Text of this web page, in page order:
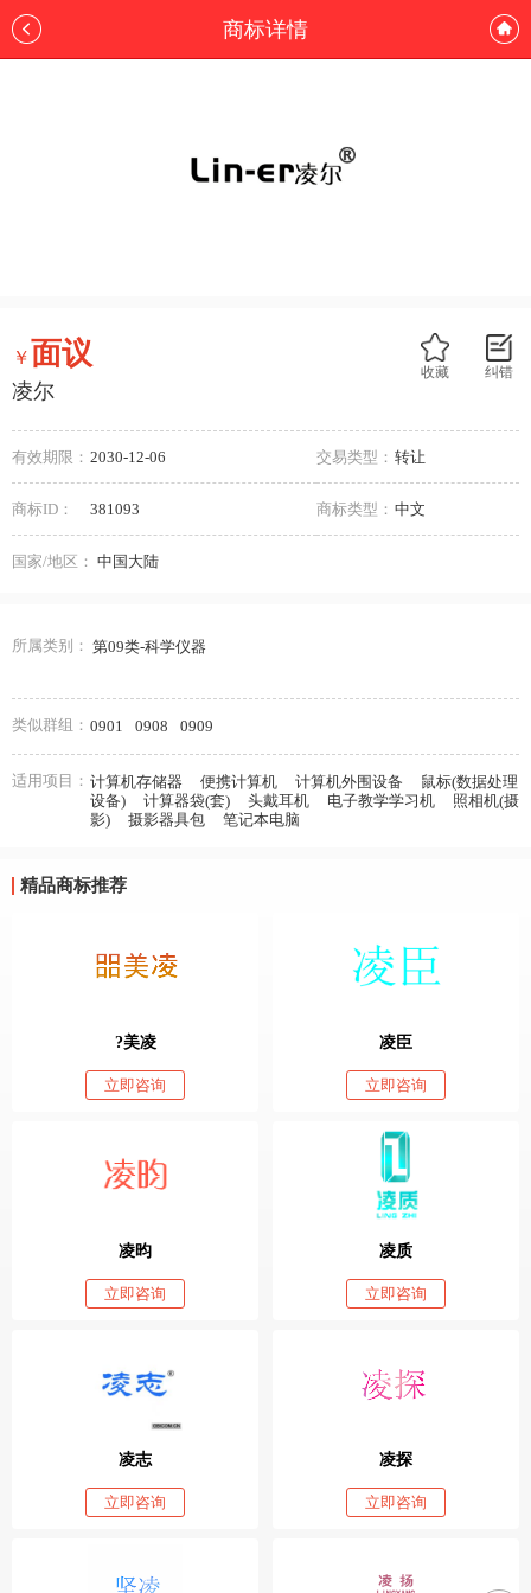
商标详情
纠错
收藏
￥面议
凌尔
有效期限： 2030-12-06 交易类型： 转让
商标ID： 381093 商标类型： 中文
国家/地区： 中国大陆
所属类别： 第09类-科学仪器
类似群组： 0901 0908 0909
适用项目： 计算机存储器 便携计算机 计算机外围设备
鼠标(数据处理
设备)
计算器袋(套) 头戴耳机 电子教学学习机
照相机(摄
影)
摄影器具包 笔记本电脑
精品商标推荐
?美凌
立即咨询
凌臣
立即咨询
凌昀
立即咨询
凌质
立即咨询
凌志
立即咨询
凌探
立即咨询